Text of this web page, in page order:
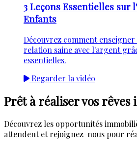
3 Leçons Essentielles sur
Enfants
Découvrez comment enseigner
relation saine avec l'argent
essentielles.
Regarder la vidéo
Prêt à réaliser vos
Découvrez les opportunités
attendent et rejoignez-nous pour